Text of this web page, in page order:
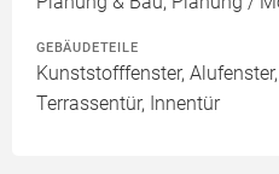
GEBÄUDETEILE
Kunststofffenster,
Terrassentür, Innentür